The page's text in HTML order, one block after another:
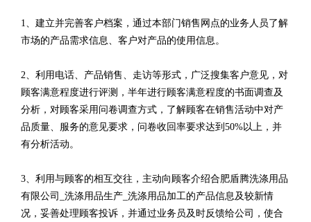
1、建立并完善客户档案，通过本部门销售网点的业务人员了解
市场的产品需求信息、客户对产品的使用信息。
2、利用电话、产品销售、走访等形式，广泛搜集客户意见，对
顾客满意程度进行评测，半年进行顾客满意程度的书面调查及
分析，对顾客采用问卷调查方式，了解顾客在销售活动中对产
品质量、服务的意见要求，问卷收回率要求达到50%以上，并
有分析活动。
3、利用与顾客的相互交往，主动向顾客介绍合肥盾腾洗涤用品
有限公司_洗涤用品生产_洗涤用品加工的产品信息及较新情
况，妥善处理顾客投诉，并通过业务员及时反馈给公司，使合